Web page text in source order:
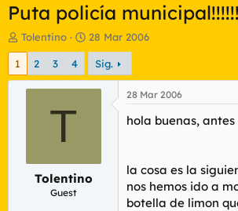
Puta policía
I
n
c
d
Tolentino
F
e
h
a
i
c
28 Mar 2006
1 2 3 4 Sig.
T
Tolentino
Guest
28 Mar 2006
hola buenas,
la cosa es la
nos hemos ido a
botella de limon